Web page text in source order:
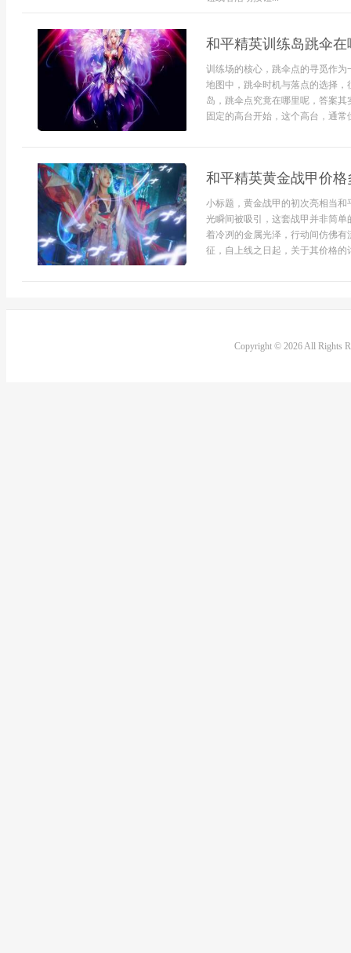
和平精英训练岛跳伞
训练场的核心，跳伞点的寻觅作
地图中，跳伞时机与落点的选择
岛，跳伞点究竟在哪里呢，答案
固定的高台开始，这个高台，通
和平精英黄金战甲价
小标题，黄金战甲的初次亮相当
光瞬间被吸引，这套战甲并非简
着冷冽的金属光泽，行动间仿佛
征，自上线之日起，关于其价格的
Copyright © 2026 All Rights